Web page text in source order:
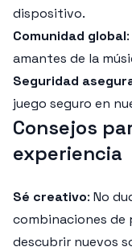
dispositivo.
Comunidad global
amantes de la
Seguridad
juego seguro en
Consejos
experiencia
Sé creativo: No
combinaciones de
descubrir nuevos